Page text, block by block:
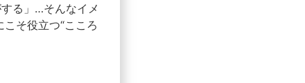
る」…そんなイメ
そ役立つ“こころ